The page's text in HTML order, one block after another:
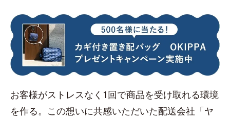
お客様がストレスなく1回で商品を受け取れる環境
を作る。この想いに共感いただいた配送会社「ヤ